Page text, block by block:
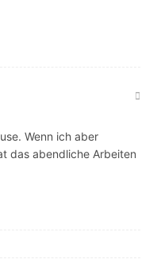
Wenn ich aber
das abendliche Arbeiten